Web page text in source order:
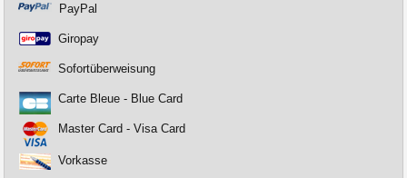
PayPal
Giropay
Sofortüberweisung
Carte Bleue - Blue Card
Master Card - Visa Card
Vorkasse